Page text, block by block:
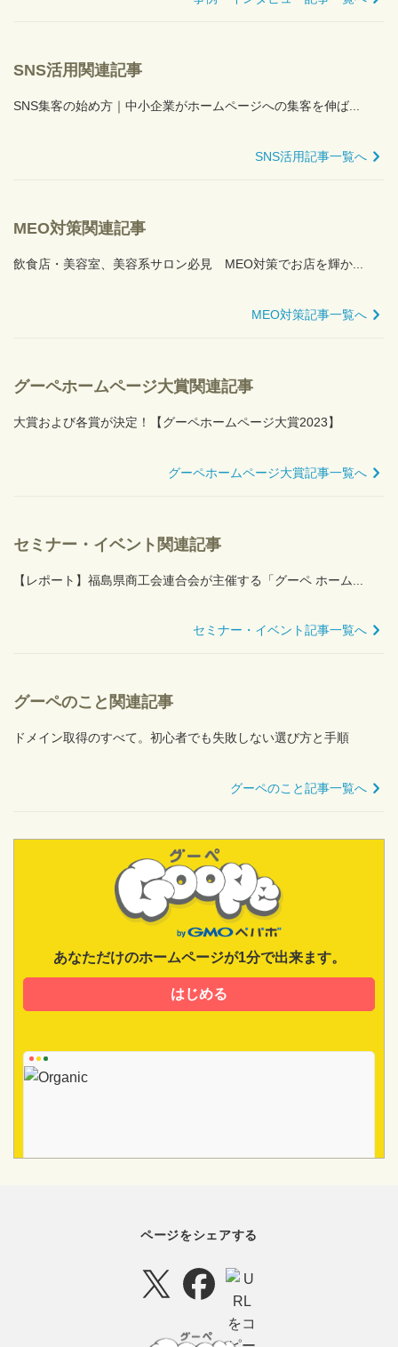
SNS活用関連記事
SNS集客の始め方｜中小企業がホームページへの集客を伸ば...
SNS活用記事一覧へ
MEO対策関連記事
飲食店・美容室、美容系サロン必見 MEO対策でお店を輝か...
MEO対策記事一覧へ
グーペホームページ大賞関連記事
大賞および各賞が決定！【グーペホームページ大賞2023】
グーペホームページ大賞記事一覧へ
セミナー・イベント関連記事
【レポート】福島県商工会連合会が主催する「グーペ ホーム...
セミナー・イベント記事一覧へ
グーペのこと関連記事
ドメイン取得のすべて。初心者でも失敗しない選び方と手順
グーペのこと記事一覧へ
あなただけのホームページが1分で出来ます。
はじめる
ページをシェアする